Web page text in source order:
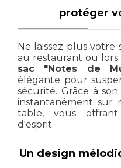
protéger
Ne laissez plus votre
au restaurant ou lors
sac "Notes de
élégante pour
sécurité. Grâce à
instantanément sur
table, vous
d'esprit.
Un design